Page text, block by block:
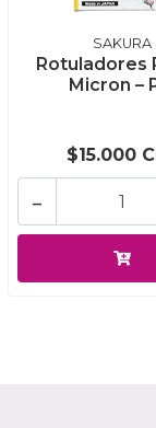
SAKURA
Rotuladores
Micron –
$15.000
-